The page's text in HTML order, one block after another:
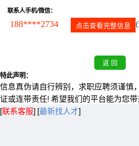
联系人手机/微信：
188****2734 点击查看完整信息
特此声明：
信息真伪请自行辨别，求职应聘须谨慎
证或连带责任! 希望我们的平台能为您带
[联系客服] [最新找人才]